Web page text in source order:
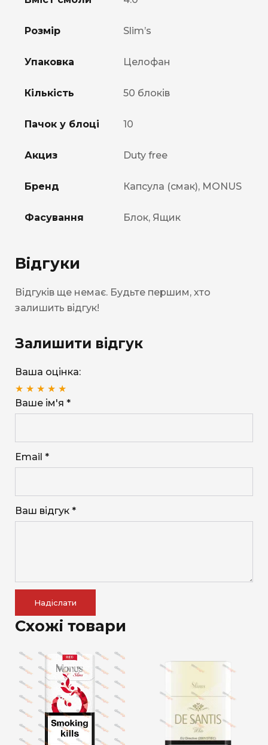
Розмір Slim’s
Упаковка Целофан
Кількість 50 блоків
Пачок у блоці 10
Акциз Duty free
Бренд Капсула (смак), MONUS
Фасування Блок, Ящик
Відгуки
Відгуків ще немає. Будьте першим, хто
залишить відгук!
Залишити відгук
Ваша оцінка:
★ ★ ★ ★ ★
Ваше ім'я *
Email *
Ваш відгук *
Надіслати
Схожі товари